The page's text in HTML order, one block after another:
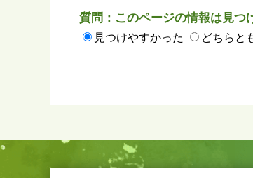
質問：このページの情報は見つ
見つけやすかった どちらと